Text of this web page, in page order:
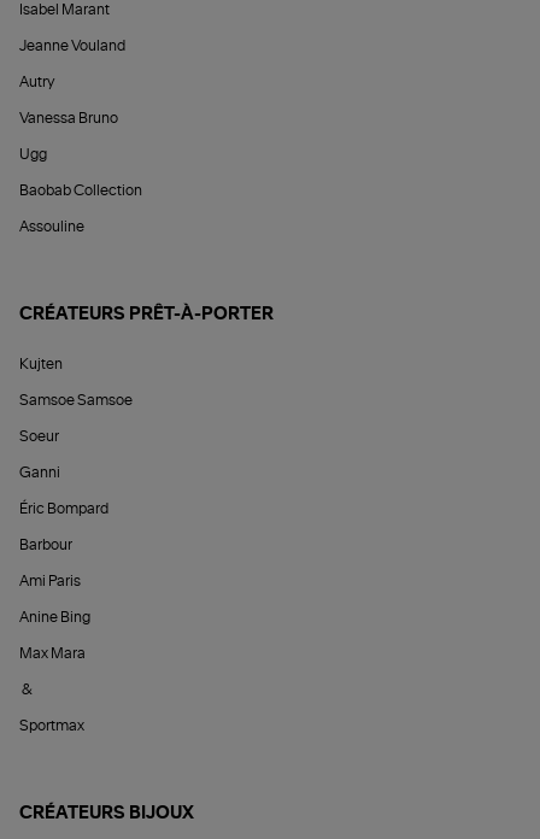
Isabel Marant
Jeanne Vouland
Autry
Vanessa Bruno
Ugg
Baobab Collection
Assouline
CRÉATEURS PRÊT-À-PORTER
Kujten
Samsoe Samsoe
Soeur
Ganni
Éric Bompard
Barbour
Ami Paris
Anine Bing
Max Mara
&
Sportmax
CRÉATEURS BIJOUX